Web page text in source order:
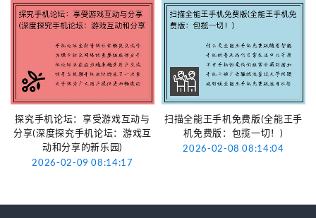
探究手机论坛：享受游戏互动与
分享(深度探究手机论坛：游戏互
动和分享的新乐园)
2026-02-09 08:14:17
扫描全能王手机免费版(全能王手
机免费版：包揽一切！)
2026-02-08 08:14:04